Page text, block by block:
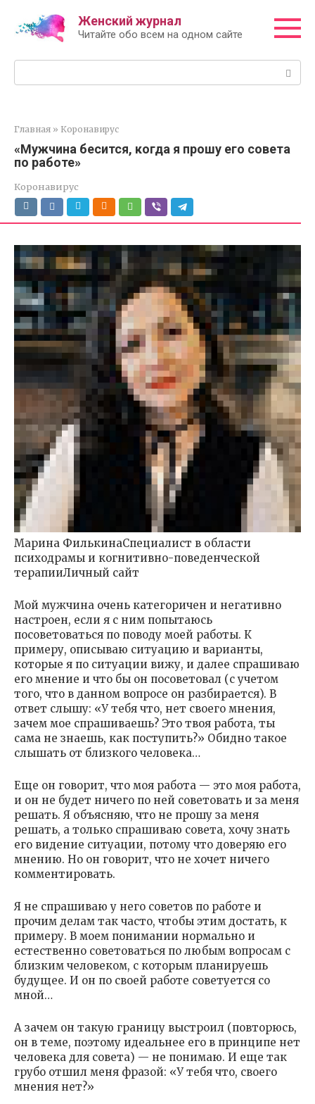
контенту
Женский журнал
Читайте обо всем на одном сайте
Главная » Коронавирус
«Мужчина бесится, когда я прошу его совета
по работе»
Коронавирус
Марина ФилькинаСпециалист в области
психодрамы и когнитивно-поведенческой
терапииЛичный сайт
Мой мужчина очень категоричен и негативно
настроен, если я с ним попытаюсь
посоветоваться по поводу моей работы. К
примеру, описываю ситуацию и варианты,
которые я по ситуации вижу, и далее спрашиваю
его мнение и что бы он посоветовал (с учетом
того, что в данном вопросе он разбирается). В
ответ слышу: «У тебя что, нет своего мнения,
зачем мое спрашиваешь? Это твоя работа, ты
сама не знаешь, как поступить?» Обидно такое
слышать от близкого человека…
Еще он говорит, что моя работа — это моя работа,
и он не будет ничего по ней советовать и за меня
решать. Я объясняю, что не прошу за меня
решать, а только спрашиваю совета, хочу знать
его видение ситуации, потому что доверяю его
мнению. Но он говорит, что не хочет ничего
комментировать.
Я не спрашиваю у него советов по работе и
прочим делам так часто, чтобы этим достать, к
примеру. В моем понимании нормально и
естественно советоваться по любым вопросам с
близким человеком, с которым планируешь
будущее. И он по своей работе советуется со
мной…
А зачем он такую границу выстроил (повторюсь,
он в теме, поэтому идеальнее его в принципе нет
человека для совета) — не понимаю. И еще так
грубо отшил меня фразой: «У тебя что, своего
мнения нет?»